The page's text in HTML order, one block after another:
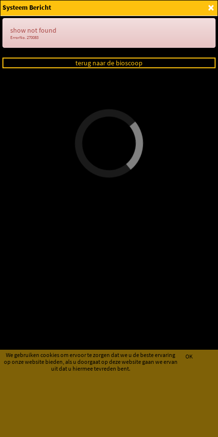
Login
We gebruiken cookies om ervoor te zorgen dat we u de beste ervaring
op onze website bieden, als u doorgaat op deze website gaan we ervan
uit dat u hiermee tevreden bent.
OK
×
Systeem Bericht
show not found
ErrorNo. 270083
terug naar de bioscoop